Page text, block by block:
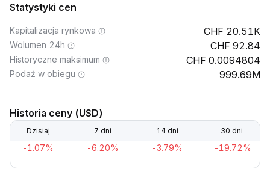
Statystyki cen
Kapitalizacja rynkowa 20.51K
Wolumen 24h 92.84
Historyczne maksimum 0.0094804
Podaż w obiegu 999.69M
Historia ceny (USD)
Dzisiaj 7 dni 14 dni 30 dni
-1.07% -6.20% -3.79% -19.72%